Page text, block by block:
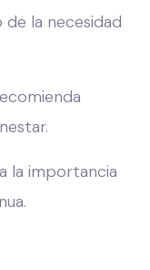
de la necesidad
la importancia